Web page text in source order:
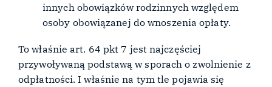
innych obowiązków rodzinnych względem
osoby obowiązanej do wnoszenia opłaty.
To właśnie art. 64 pkt 7 jest najczęściej
przywoływaną podstawą w sporach o zwolnienie z
odpłatności. I właśnie na tym tle pojawia się